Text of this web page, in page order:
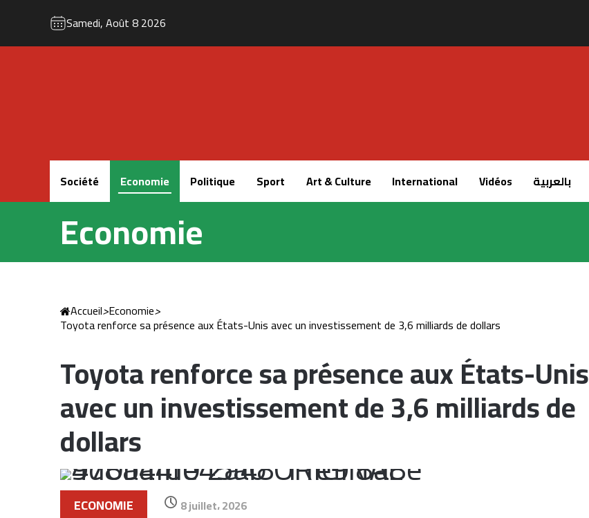
Samedi, Août 8 2026
Accueil
Société Economie Politique Sport Art & Culture International Vidéos بالعربية
Economie
Accueil>Economie>
Toyota renforce sa présence aux États-Unis avec un investissement de 3,6 milliards de dollars
Toyota renforce sa présence aux États-Unis
avec un investissement de 3,6 milliards de
dollars
ECONOMIE 8 juillet، 2026